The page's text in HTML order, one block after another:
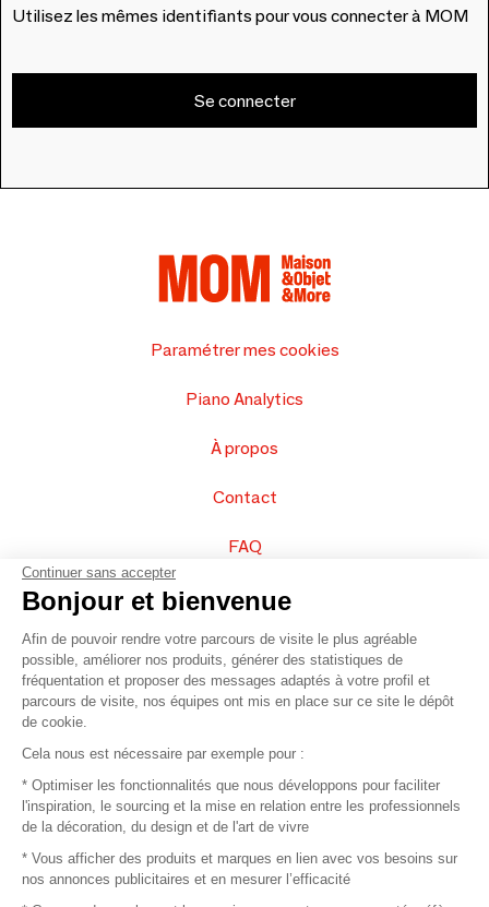
Utilisez les mêmes identifiants pour vous connecter à MOM
Se connecter
Paramétrer mes cookies
Piano Analytics
À propos
Contact
FAQ
Vendez vos produits
Plan du site
© 2016 –Organisation SAFI
Recrutement
Continuer sans accepter
Bonjour et bienvenue
Afin de pouvoir rendre votre parcours de visite le plus agréable
possible, améliorer nos produits, générer des statistiques de
fréquentation et proposer des messages adaptés à votre profil et
parcours de visite, nos équipes ont mis en place sur ce site le dépôt
de cookie.
Cela nous est nécessaire par exemple pour :
* Optimiser les fonctionnalités que nous développons pour faciliter
l'inspiration, le sourcing et la mise en relation entre les professionnels
de la décoration, du design et de l'art de vivre
* Vous afficher des produits et marques en lien avec vos besoins sur
nos annonces publicitaires et en mesurer l’efficacité